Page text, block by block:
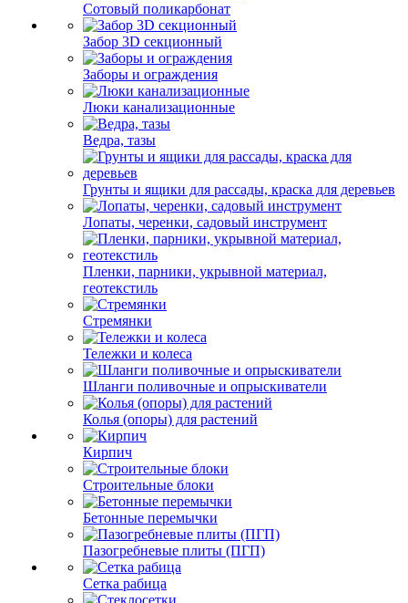
Сотовый поликарбонат
Забор 3D секционный
Заборы и ограждения
Люки канализационные
Ведра, тазы
Грунты и ящики для рассады, краска для деревьев
Лопаты, черенки, садовый инструмент
Пленки, парники, укрывной материал,
геотекстиль
Стремянки
Тележки и колеса
Шланги поливочные и опрыскиватели
Колья (опоры) для растений
Кирпич
Строительные блоки
Бетонные перемычки
Пазогребневые плиты (ПГП)
Сетка рабица